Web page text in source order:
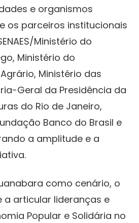
e organismos
os parceiros institucionais
Ministério do
Ministério do
Ministério das
Geral da Presidência da
do Rio de Janeiro,
Banco do Brasil e
a amplitude e a
como cenário, o
a articular lideranças e
Popular e Solidária no